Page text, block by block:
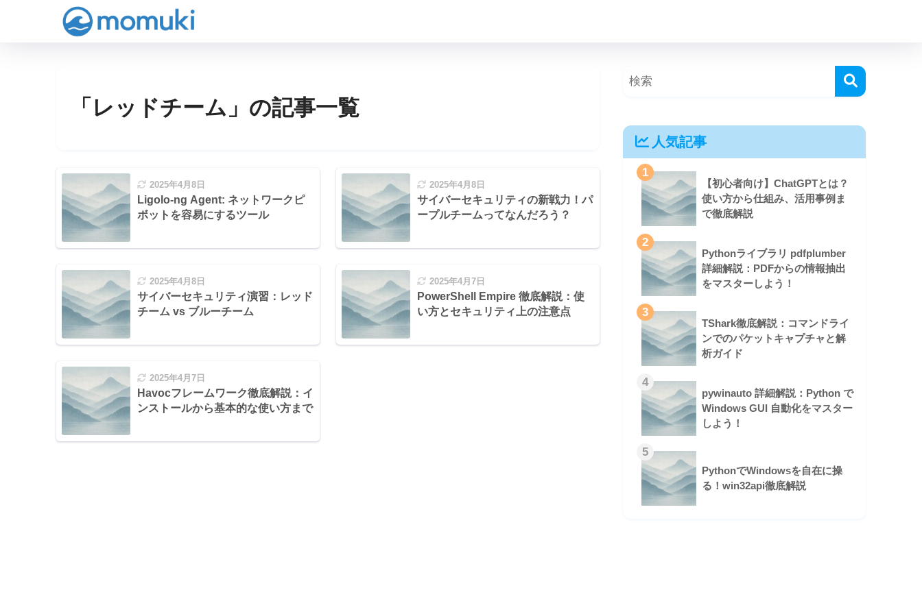
「レッドチーム」の記事一覧
2025年4月8日
Ligolo-ng Agent: ネットワークピ
ボットを容易にするツール
2025年4月8日
サイバーセキュリティの新戦力！パ
ープルチームってなんだろう？
2025年4月8日
サイバーセキュリティ演習：レッド
チーム vs ブルーチーム
2025年4月7日
PowerShell Empire 徹底解説：使
い方とセキュリティ上の注意点
2025年4月7日
Havocフレームワーク徹底解説：イ
ンストールから基本的な使い方まで
人気記事
1
【初心者向け】ChatGPTとは？
使い方から仕組み、活用事例ま
で徹底解説
2
Pythonライブラリ pdfplumber
詳細解説：PDFからの情報抽出
をマスターしよう！
3
TShark徹底解説：コマンドライ
ンでのパケットキャプチャと解
析ガイド
4
pywinauto 詳細解説：Python で
Windows GUI 自動化をマスター
しよう！
5
PythonでWindowsを自在に操
る！win32api徹底解説